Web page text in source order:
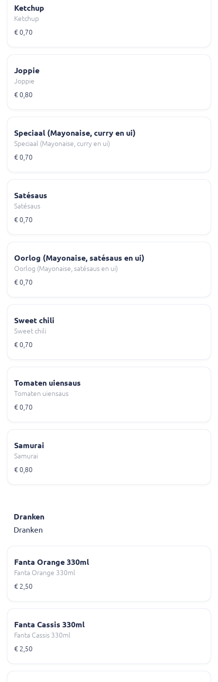
Ketchup
Ketchup
€ 0,70
Joppie
Joppie
€ 0,80
Speciaal (Mayonaise, curry en ui)
Speciaal (Mayonaise, curry en ui)
€ 0,70
Satésaus
Satésaus
€ 0,70
Oorlog (Mayonaise, satésaus en ui)
Oorlog (Mayonaise, satésaus en ui)
€ 0,70
Sweet chili
Sweet chili
€ 0,70
Tomaten uiensaus
Tomaten uiensaus
€ 0,70
Samurai
Samurai
€ 0,80
Dranken
Dranken
Fanta Orange 330ml
Fanta Orange 330ml
€ 2,50
Fanta Cassis 330ml
Fanta Cassis 330ml
€ 2,50